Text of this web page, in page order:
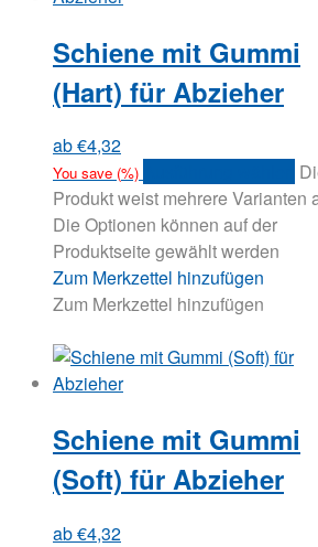
Schiene mit Gummi
(Hart) für Abzieher
ab€4,32
You save (%)
Produkt weist mehrere Varianten
Die Optionen können auf der
Produktseite gewählt werden
Zum Merkzettel hinzufügen
Zum Merkzettel hinzufügen
Schiene mit Gummi
(Soft) für Abzieher
ab€4,32